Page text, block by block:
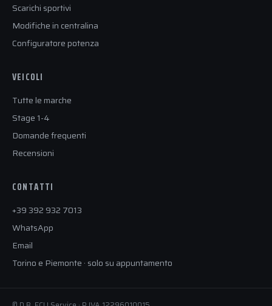
Scarichi sportivi
Modifiche in centralina
Configuratore potenza
VEICOLI
Tutte le marche
Stage 1-4
Domande frequenti
Recensioni
CONTATTI
+39 392 932 7013
WhatsApp
Email
Torino e Piemonte · solo su appuntamento